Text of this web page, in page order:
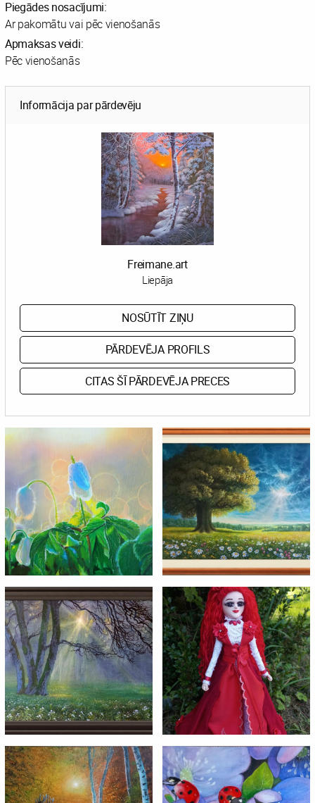
Piegādes nosacījumi:
Ar pakomātu vai pēc vienošanās
Apmaksas veidi:
Pēc vienošanās
Informācija par pārdevēju
Freimane.art
Liepāja
NOSŪTĪT ZIŅU
PĀRDEVĒJA PROFILS
CITAS ŠĪ PĀRDEVĒJA PRECES